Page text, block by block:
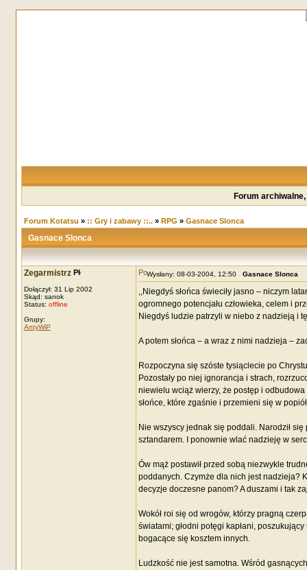
Forum
Forum Kotatsu » :: Gry i zabawy ::..» RPG » Gasnace Slonca
Gasnace Slonca
Zegarmistrz
Dołączył: 31 Lip 2002
Skąd: sanok
Status: offline
Grupy:
AntyWiP
Wysłany: 08-03-2004, 12:50 Gasnace Slonca
,,Niegdyś słońca świeciły jasno – niczym
ogromnego potencjału człowieka, celem i
Niegdyś ludzie patrzyli w niebo z nadzieją i
A potem słońca – a wraz z nimi nadzieja –
Rozpoczyna się szóste tysiąclecie po
Pozostały po niej ignorancja i strach,
niewielu wciąż wierzy, że postęp i
słońce, które zgaśnie i przemieni się w
Nie wszyscy jednak się poddali. Narodził
sztandarem. I ponownie wlać nadzieję w
Ów mąż postawił przed sobą niezwykle
poddanych. Czymże dla nich jest nadzieja?
decyzje doczesne panom? A duszami i tak
Wokół roi się od wrogów, którzy pragną
światami; głodni potęgi kapłani,
bogacące się kosztem innych.
Ludzkość nie jest samotna. Wśród